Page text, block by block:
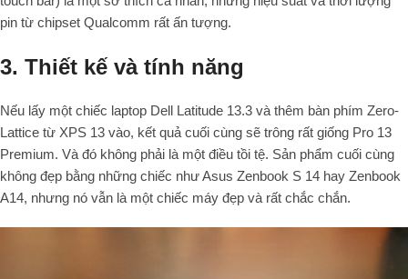
pin từ chipset Qualcomm rất ấn tượng.
3. Thiết kế và tính năng
Nếu lấy một chiếc laptop Dell Latitude 13.3 và thêm bàn phím Zero-
Lattice từ XPS 13 vào, kết quả cuối cùng sẽ trông rất giống Pro 13
Premium. Và đó không phải là một điều tồi tệ. Sản phẩm cuối cùng
không đẹp bằng những chiếc như Asus Zenbook S 14 hay Zenbook
A14, nhưng nó vẫn là một chiếc máy đẹp và rất chắc chắn.